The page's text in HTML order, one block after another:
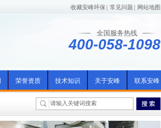
收藏安峰环保 常见问题 网站地图
全国服务热线
400-058-1098
荣誉资质 技术知识 关于安峰 联系安峰